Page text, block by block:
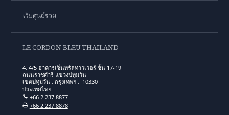
เว็บศูนย์รวม
LE CORDON BLEU THAILAND
4, 4/5 อาคารเซ็นทรัลทาวเวอร์ ชั้น 17-19
ถนนราชดำริ แขวงปทุมวัน
เขตปทุมวัน , กรุงเทพฯ , 10330
ประเทศไทย
+66 2 237 8877
+66 2 237 8878